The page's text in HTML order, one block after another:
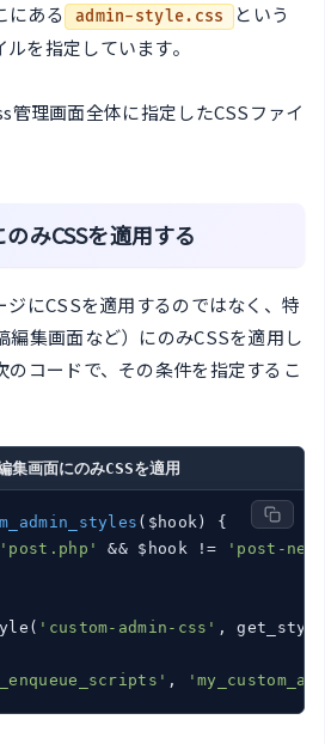
にある
admin-style.css
という
を指定しています。
管理画面全体に指定したCSSファイ
みCSSを適用する
にCSSを適用するのではなく、特
編集画面など）にのみCSSを適用し
のコードで、その条件を指定するこ
画面にのみCSSを適用
($hook)
{
'post.php' && $hook !=
'post-
'custom-admin-css' ,
,